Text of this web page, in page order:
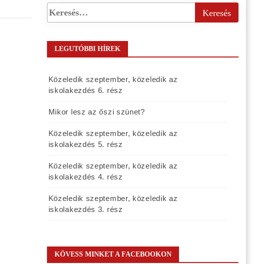
LEGUTÓBBI HÍREK
Közeledik szeptember, közeledik az
iskolakezdés 6. rész
Mikor lesz az őszi szünet?
Közeledik szeptember, közeledik az
iskolakezdés 5. rész
Közeledik szeptember, közeledik az
iskolakezdés 4. rész
Közeledik szeptember, közeledik az
iskolakezdés 3. rész
KÖVESS MINKET A FACEBOOKON